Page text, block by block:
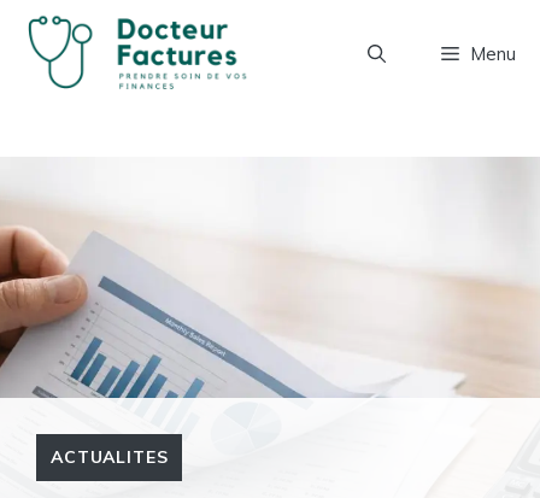
Aller
contenu
Menu
ACTUALITES